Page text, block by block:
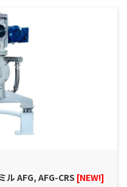
ル AFG, AFG-CRS [NEW!]